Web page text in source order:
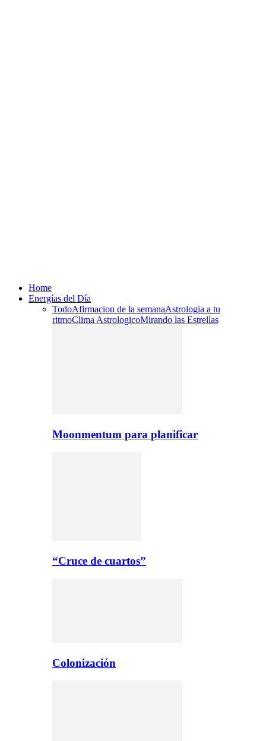
Home
Energías del Día
TodoAfirmacion de la semanaAstrologia a tu
ritmoClima AstrologicoMirando las Estrellas
Moonmentum para planificar
“Cruce de cuartos”
Colonización